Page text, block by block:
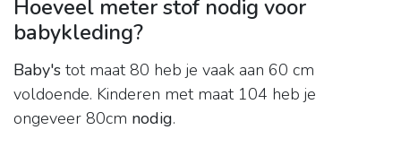
Hoeveel meter stof nodig voor
babykleding?
Baby's tot maat 80 heb je vaak aan 60 cm
voldoende. Kinderen met maat 104 heb je
ongeveer 80cm nodig.